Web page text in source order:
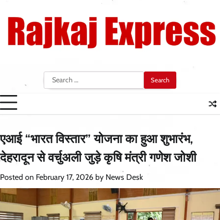
content
Search
for:
एआई “भारत विस्तार” योजना का हुआ शुभारंभ,
देहरादून से वर्चुअली जुड़े कृषि मंत्री गणेश जोशी
Posted on February 17, 2026 by News Desk